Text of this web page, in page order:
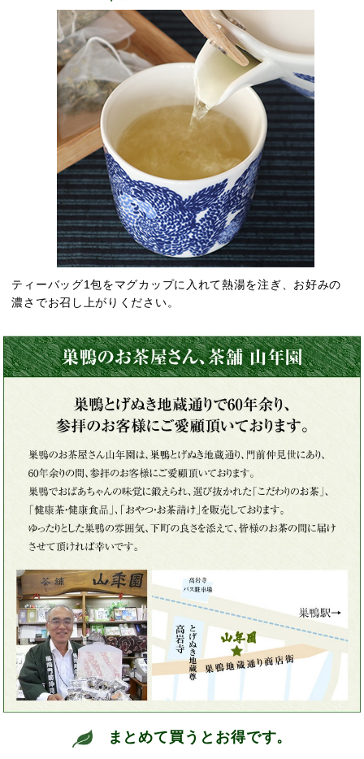
ティーバッグ1包をマグカップに入れて熱湯を注ぎ、お好みの
濃さでお召し上がりください。
まとめて買うとお得です。